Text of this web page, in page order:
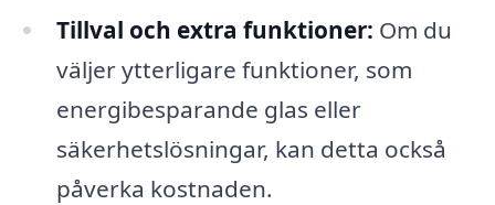
Tillval och extra funktioner: Om du
väljer ytterligare funktioner, som
energibesparande glas eller
säkerhetslösningar, kan detta också
påverka kostnaden.